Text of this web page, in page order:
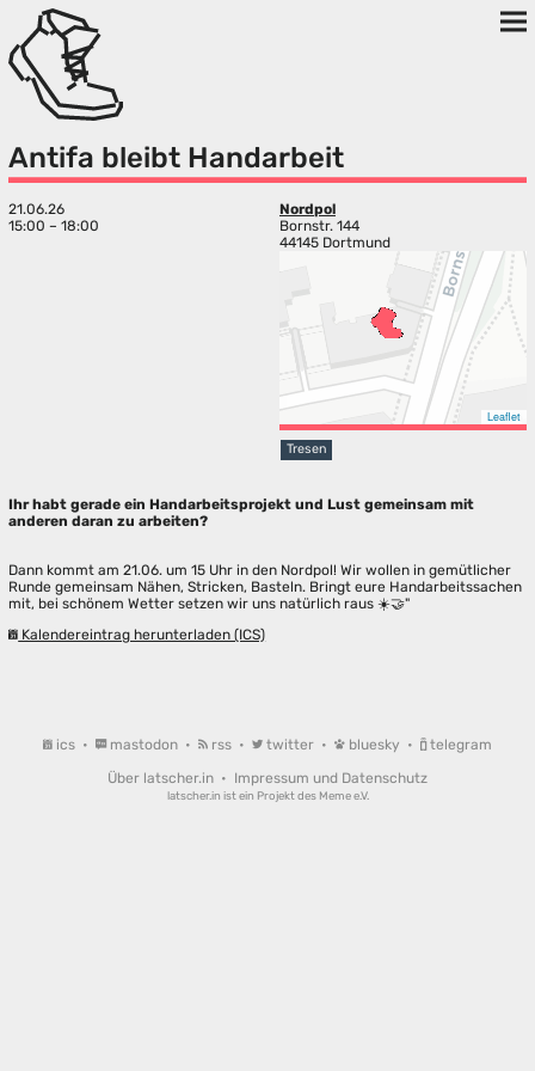
Antifa bleibt Handarbeit
21.06.26
15:00 – 18:00
Nordpol
Bornstr. 144
44145 Dortmund
Leaflet
Tresen
Ihr habt gerade ein Handarbeitsprojekt und Lust gemeinsam mit
anderen daran zu arbeiten?
Dann kommt am 21.06. um 15 Uhr in den Nordpol! Wir wollen in gemütlicher
Runde gemeinsam Nähen, Stricken, Basteln. Bringt eure Handarbeitssachen
mit, bei schönem Wetter setzen wir uns natürlich raus ☀️🤝"
Kalendereintrag herunterladen (ICS)
ics • mastodon • rss • twitter • bluesky •
telegram
Über latscher.in • Impressum und Datenschutz
latscher.in ist ein Projekt des Meme e.V.